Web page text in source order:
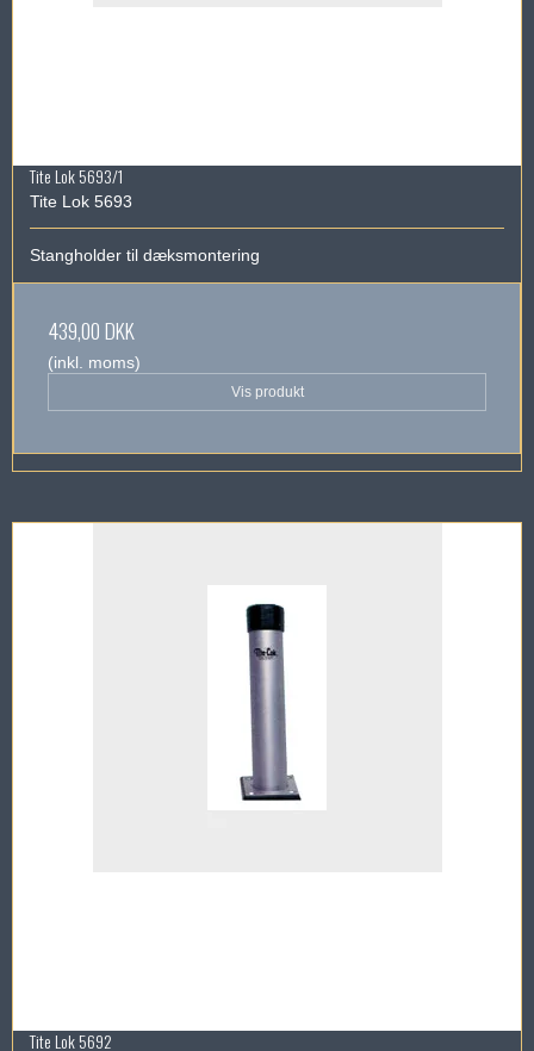
Tite Lok 5693/1
Tite Lok 5693
Stangholder til dæksmontering
439,00 DKK
(inkl. moms)
Vis produkt
Tite Lok 5692